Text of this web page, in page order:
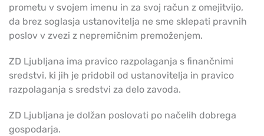
prometu v svojem imenu in za svoj račun z omejitvijo,
da brez soglasja ustanovitelja ne sme sklepati pravnih
poslov v zvezi z nepremičnim premoženjem.
ZD Ljubljana ima pravico razpolaganja s finančnimi
sredstvi, ki jih je pridobil od ustanovitelja in pravico
razpolaganja s sredstvi za delo zavoda.
ZD Ljubljana je dolžan poslovati po načelih dobrega
gospodarja.